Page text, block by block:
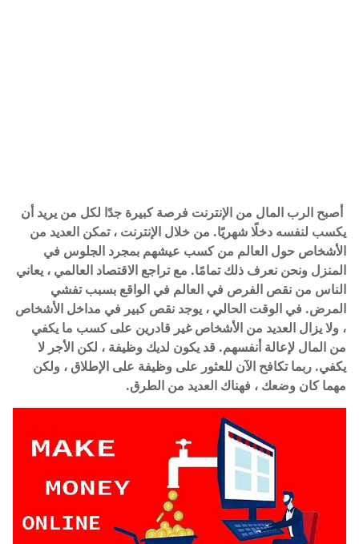
أصبح الرب المال من الإنترنت فرصة كبيرة جدًا لكل من يريد أن
يكسب لنفسه دخلًا شهريًا. من خلال الإنترنت ، تمكن العديد من
الأشخاص حول العالم من كسب عيشهم بمجرد الجلوس في
المنزل ونحن نعرف ذلك تمامًا. مع تراجع الاقتصاد العالمي ، يعاني
الناس من نقص الفرص في العالم في الواقع بسبب تفشي
المرض. في الوقت الحالي ، يوجد نقص كبير في مداخل الأشخاص
، ولا يزال العديد من الأشخاص غير قادرين على كسب ما يكفي
من المال لإعالة أنفسهم. قد يكون لديك وظيفة ، لكن الأجر لا
يكفي. ربما تكافح الآن للعثور على وظيفة على الإطلاق ، ولكن
مهما كان وضعك ، فهناك العديد من الطرق.